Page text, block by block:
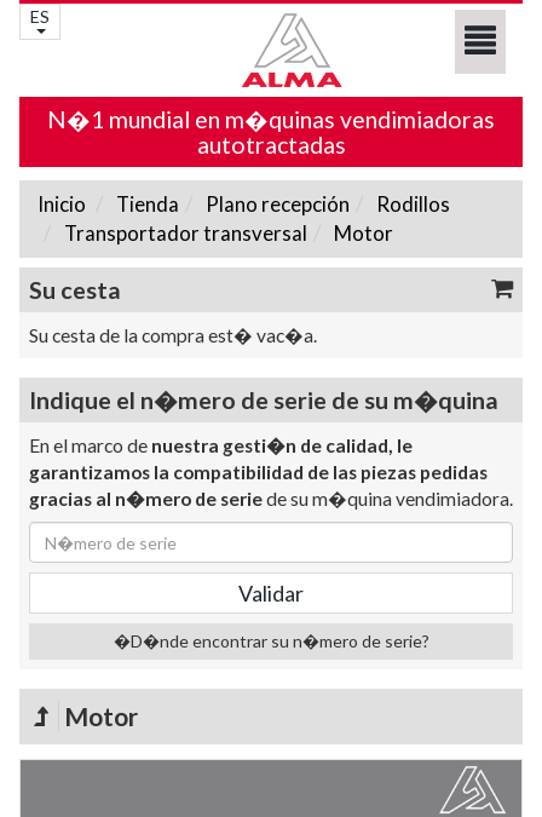
ES
N�1 mundial en m�quinas vendimiadoras
autotractadas
Inicio Tienda Plano recepción
Rodillos
Transportador transversal
Motor
Su cesta
Su cesta de la compra est� vac�a.
Indique el n�mero de serie de su m�quina
En el marco de nuestra gesti�n de calidad, le
garantizamos la compatibilidad de las piezas pedidas
gracias al n�mero de seriede su m�quina vendimiadora.
�D�nde encontrar su n�mero de serie?
Motor